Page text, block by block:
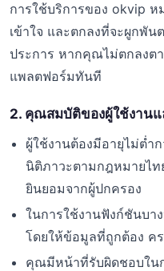
การใช้บริการของ okvip
เข้าใจ และตกลงที่จะผูกพัน
ประการ หากคุณไม่ตกลงต
แพลตฟอร์มทันที
2. คุณสมบัติของผู้ใช้งาน
ผู้ใช้งานต้องมีอายุไม่ต่ำ
นิติภาวะตามกฎหมายไท
ยินยอมจากผู้ปกครอง
ในการใช้งานฟังก์ชันบา
โดยให้ข้อมูลที่ถูกต้อง ค
คุณมีหน้าที่รับผิดชอบใน